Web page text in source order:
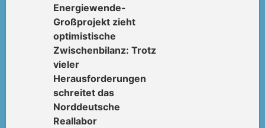
Energiewende-
Großprojekt zieht
optimistische
Zwischenbilanz: Trotz
vieler
Herausforderungen
schreitet das
Norddeutsche
Reallabor